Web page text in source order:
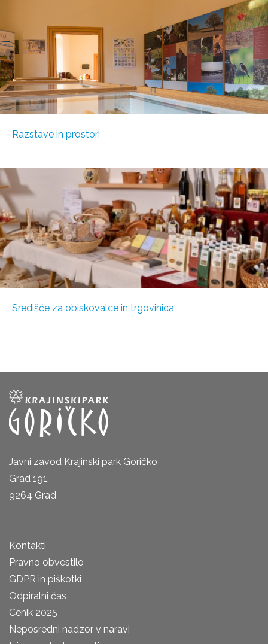
Razstave in prostori
Središče za obiskovalce in trgovinica
Javni zavod Krajinski park Goričko
Grad 191,
9264 Grad
Kontakti
Pravno obvestilo
GDPR in piškotki
Odpiralni čas
Cenik 2025
Neposredni nadzor v naravi